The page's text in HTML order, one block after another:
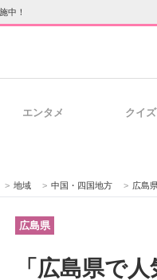
中！
方のヒント
エンタメ クイズ
> 地域 > 中国・四国地方 > 広島
広島県
「広島県で